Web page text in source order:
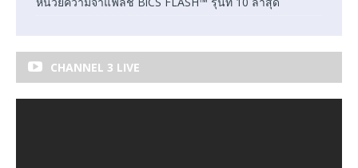
CHANNEL 3 LIVE